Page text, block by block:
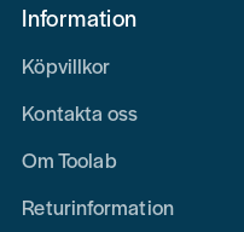
Information
Köpvillkor
Kontakta oss
Om Toolab
Returinformation